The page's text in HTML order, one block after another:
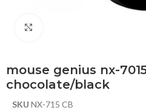
mouse genius nx-
chocolate/black
SKU NX-715 CB